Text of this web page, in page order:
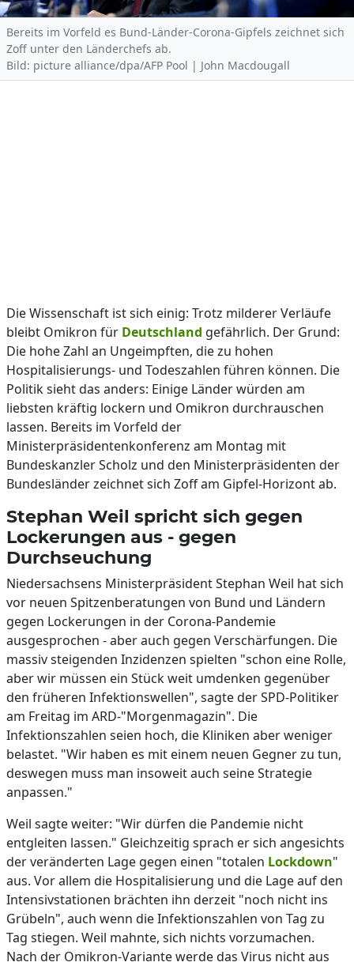
Bereits im Vorfeld es Bund-Länder-Corona-Gipfels zeichnet sich
Zoff unter den Länderchefs ab.
Bild: picture alliance/dpa/AFP Pool | John Macdougall
Die Wissenschaft ist sich einig: Trotz milderer Verläufe
bleibt Omikron für Deutschland gefährlich. Der Grund:
Die hohe Zahl an Ungeimpften, die zu hohen
Hospitalisierungs- und Todeszahlen führen können. Die
Politik sieht das anders: Einige Länder würden am
liebsten kräftig lockern und Omikron durchrauschen
lassen. Bereits im Vorfeld der
Ministerpräsidentenkonferenz am Montag mit
Bundeskanzler Scholz und den Ministerpräsidenten der
Bundesländer zeichnet sich Zoff am Gipfel-Horizont ab.
Stephan Weil spricht sich gegen
Lockerungen aus - gegen
Durchseuchung
Niedersachsens Ministerpräsident Stephan Weil hat sich
vor neuen Spitzenberatungen von Bund und Ländern
gegen Lockerungen in der Corona-Pandemie
ausgesprochen - aber auch gegen Verschärfungen. Die
massiv steigenden Inzidenzen spielten "schon eine Rolle,
aber wir müssen ein Stück weit umdenken gegenüber
den früheren Infektionswellen", sagte der SPD-Politiker
am Freitag im ARD-"Morgenmagazin". Die
Infektionszahlen seien hoch, die Kliniken aber weniger
belastet. "Wir haben es mit einem neuen Gegner zu tun,
deswegen muss man insoweit auch seine Strategie
anpassen."
Weil sagte weiter: "Wir dürfen die Pandemie nicht
entgleiten lassen." Gleichzeitig sprach er sich angesichts
der veränderten Lage gegen einen "totalen Lockdown"
aus. Vor allem die Hospitalisierung und die Lage auf den
Intensivstationen brächten ihn derzeit "noch nicht ins
Grübeln", auch wenn die Infektionszahlen von Tag zu
Tag stiegen. Weil mahnte, sich nichts vorzumachen.
Nach der Omikron-Variante werde das Virus nicht aus